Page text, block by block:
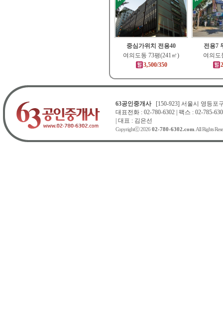
중심가위치 전용40
여의도동 73평(241㎡)
3,500/350
전용7
여의도
63공인중개사[150-923] 서울시 영등포
대표전화 : 02-780-6302 | 팩스 : 02-785-
| 대표 : 김은선
Copyrightⓒ 2026 02-780-6302.com. All Rights